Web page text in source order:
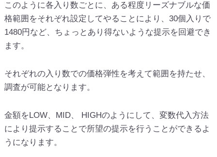
このように各入り数ごとに、ある程度リーズナブルな価
格範囲をそれぞれ設定してやることにより、30個入りで
1480円など、ちょっとあり得ないような提示を回避でき
ます。
それぞれの入り数での価格弾性を考えて範囲を持たせ、
調査が可能となります。
金額をLOW、MID、 HIGHのようにして、変数代入方法
により提示することで所望の提示を行うことができるよ
うになります。